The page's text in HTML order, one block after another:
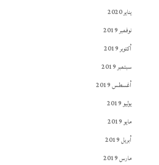
يناير 2020
نوفمبر 2019
أكتوبر 2019
سبتمبر 2019
أغسطس 2019
يوليو 2019
مايو 2019
أبريل 2019
مارس 2019